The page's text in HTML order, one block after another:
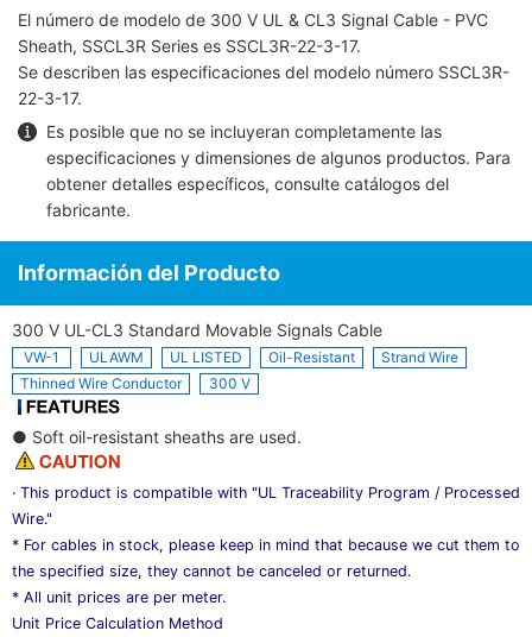
El número de modelo de 300 V UL & CL3 Signal Cable - PVC
Sheath, SSCL3R Series es SSCL3R-22-3-17.
Se describen las especificaciones del modelo número SSCL3R-
22-3-17.
Es posible que no se incluyeran completamente las
especificaciones y dimensiones de algunos productos. Para
obtener detalles específicos, consulte catálogos del
fabricante.
Información del Producto
300 V UL-CL3 Standard Movable Signals Cable
VW-1 ULAWM UL LISTED Oil-Resistant
Strand Wire
Thinned Wire Conductor
300 V
● Soft oil-resistant sheaths are used.
· This product is compatible with "UL Traceability Program / Processed
Wire."
* For cables in stock, please keep in mind that because we cut them to
the specified size, they cannot be canceled or returned.
* All unit prices are per meter.
Unit Price Calculation Method